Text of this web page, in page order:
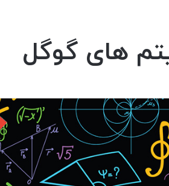
های گوگل